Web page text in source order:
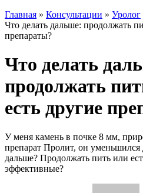
Главная » Консультации » Уролог
Что делать дальше: продолжать
препараты?
Что делать
продолжать
есть другие
У меня камень в почке 8 мм,
препарат Пролит, он уменьшился
дальше? Продолжать пить или
эффективные?